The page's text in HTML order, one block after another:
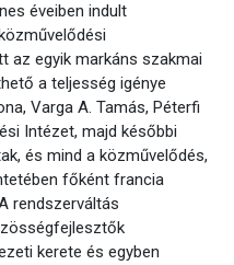
éveiben indult
az egyik markáns szakmai
a teljesség igénye
Varga A. Tamás, Péterfi
Intézet, majd későbbi
és mind a közművelődés,
főként francia
rendszerváltás
kerete és egyben